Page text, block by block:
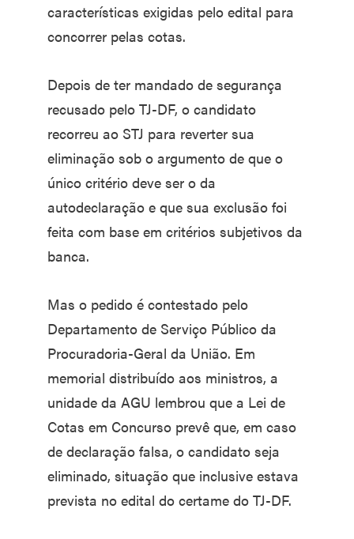
características exigidas pelo edital para
concorrer pelas cotas.
Depois de ter mandado de segurança
recusado pelo TJ-DF, o candidato
recorreu ao STJ para reverter sua
eliminação sob o argumento de que o
único critério deve ser o da
autodeclaração e que sua exclusão foi
feita com base em critérios subjetivos da
banca.
Mas o pedido é contestado pelo
Departamento de Serviço Público da
Procuradoria-Geral da União. Em
memorial distribuído aos ministros, a
unidade da AGU lembrou que a Lei de
Cotas em Concurso prevê que, em caso
de declaração falsa, o candidato seja
eliminado, situação que inclusive estava
prevista no edital do certame do TJ-DF.